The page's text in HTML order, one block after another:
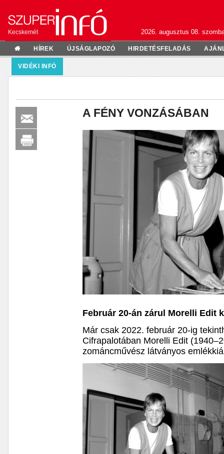
Kecskemét 2026. augusztus 08.
HÍREK ÚJSÁGLAPOZÓ HIRDETÉSFELADÁS
VIDÉKI INFÓ
A FÉNY VONZÁSÁBAN
Február 20-án zárul Morelli Edit
Már csak 2022. február 20-ig
Cifrapalotában Morelli Edit
zománcművész látványos